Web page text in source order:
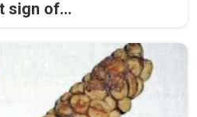
sign of...